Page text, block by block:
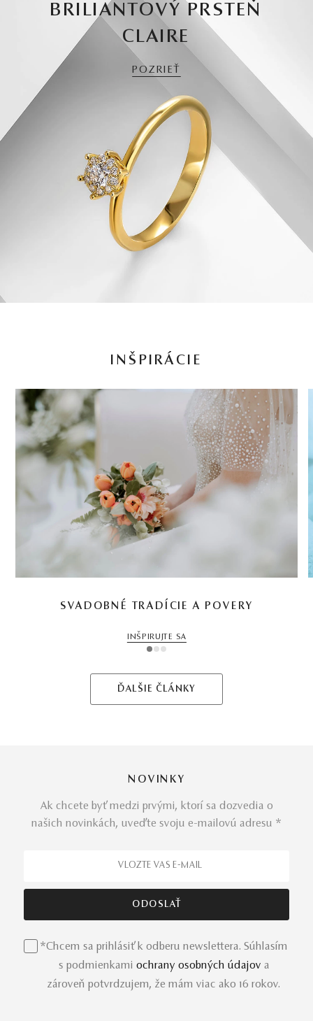
BRILIANTOVÝ PRSTEŇ
CLAIRE
POZRIEŤ
INŠPIRÁCIE
SVADOBNÉ TRADÍCIE A POVERY
INŠPIRUJTE SA
1 2 3
ĎALŠIE ČLÁNKY
NOVINKY
Ak chcete byť medzi prvými, ktorí sa dozvedia o
našich novinkách, uveďte svoju e-mailovú adresu *
*Chcem sa prihlásiť k odberu newslettera. Súhlasím
s podmienkami ochrany osobných údajov a
zároveň potvrdzujem, že mám viac ako 16 rokov.